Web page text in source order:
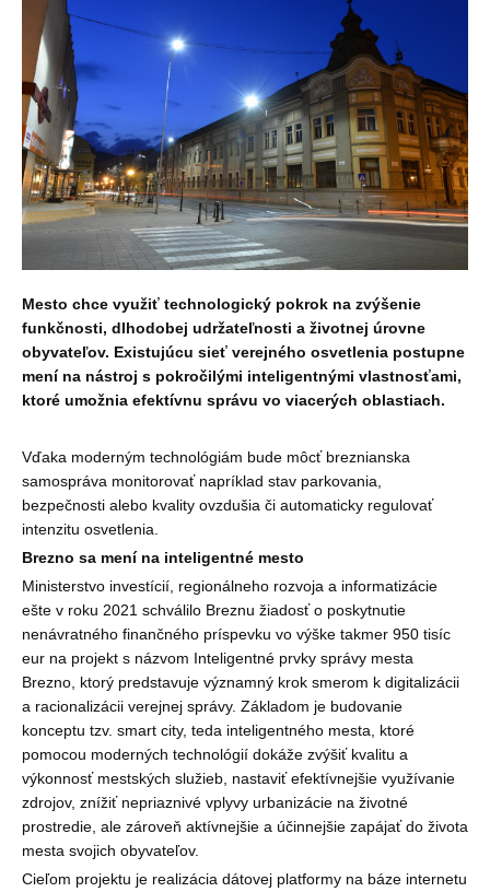
Mesto chce využiť technologický pokrok na zvýšenie
funkčnosti, dlhodobej udržateľnosti a životnej úrovne
obyvateľov. Existujúcu sieť verejného osvetlenia postupne
mení na nástroj s pokročilými inteligentnými vlastnosťami,
ktoré umožnia efektívnu správu vo viacerých oblastiach.
Vďaka moderným technológiám bude môcť breznianska
samospráva monitorovať napríklad stav parkovania,
bezpečnosti alebo kvality ovzdušia či automaticky regulovať
intenzitu osvetlenia.
Brezno sa mení na inteligentné mesto
Ministerstvo investícií, regionálneho rozvoja a informatizácie
ešte v roku 2021 schválilo Breznu žiadosť o poskytnutie
nenávratného finančného príspevku vo výške takmer 950 tisíc
eur na projekt s názvom Inteligentné prvky správy mesta
Brezno, ktorý predstavuje významný krok smerom k digitalizácii
a racionalizácii verejnej správy. Základom je budovanie
konceptu tzv. smart city, teda inteligentného mesta, ktoré
pomocou moderných technológií dokáže zvýšiť kvalitu a
výkonnosť mestských služieb, nastaviť efektívnejšie využívanie
zdrojov, znížiť nepriaznivé vplyvy urbanizácie na životné
prostredie, ale zároveň aktívnejšie a účinnejšie zapájať do života
mesta svojich obyvateľov.
Cieľom projektu je realizácia dátovej platformy na báze internetu